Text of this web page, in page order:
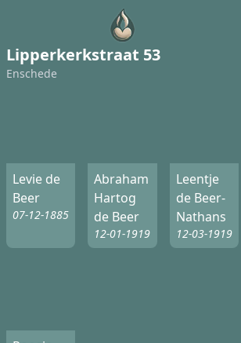
Lipperkerkstraat 53
Enschede
Levie de
Beer
07-12-1885
Abraham
Hartog
de Beer
12-01-1919
Leentje
de Beer-
Nathans
12-03-1919